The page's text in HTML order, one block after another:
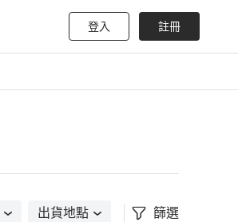
登入 註冊
出貨地點 篩選